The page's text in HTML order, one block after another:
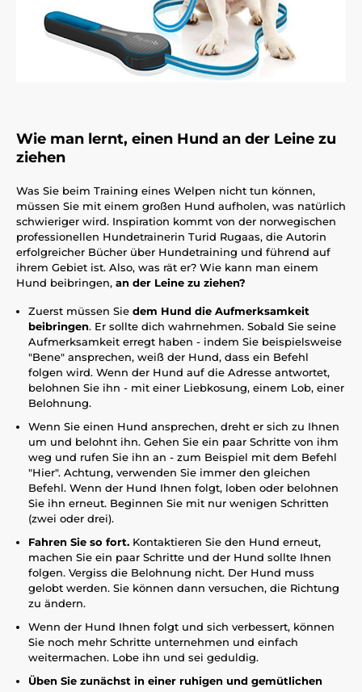
Wie man lernt, einen Hund an der Leine zu
ziehen
Was Sie beim Training eines Welpen nicht tun können,
müssen Sie mit einem großen Hund aufholen, was natürlich
schwieriger wird. Inspiration kommt von der norwegischen
professionellen Hundetrainerin Turid Rugaas, die Autorin
erfolgreicher Bücher über Hundetraining und führend auf
ihrem Gebiet ist. Also, was rät er? Wie kann man einem
Hund beibringen, an der Leine zu ziehen?
Zuerst müssen Sie dem Hund die Aufmerksamkeit
beibringen. Er sollte dich wahrnehmen. Sobald Sie seine
Aufmerksamkeit erregt haben - indem Sie beispielsweise
"Bene" ansprechen, weiß der Hund, dass ein Befehl
folgen wird. Wenn der Hund auf die Adresse antwortet,
belohnen Sie ihn - mit einer Liebkosung, einem Lob, einer
Belohnung.
Wenn Sie einen Hund ansprechen, dreht er sich zu Ihnen
um und belohnt ihn. Gehen Sie ein paar Schritte von ihm
weg und rufen Sie ihn an - zum Beispiel mit dem Befehl
"Hier". Achtung, verwenden Sie immer den gleichen
Befehl. Wenn der Hund Ihnen folgt, loben oder belohnen
Sie ihn erneut. Beginnen Sie mit nur wenigen Schritten
(zwei oder drei).
Fahren Sie so fort. Kontaktieren Sie den Hund erneut,
machen Sie ein paar Schritte und der Hund sollte Ihnen
folgen. Vergiss die Belohnung nicht. Der Hund muss
gelobt werden. Sie können dann versuchen, die Richtung
zu ändern.
Wenn der Hund Ihnen folgt und sich verbessert, können
Sie noch mehr Schritte unternehmen und einfach
weitermachen. Lobe ihn und sei geduldig.
Üben Sie zunächst in einer ruhigen und gemütlichen